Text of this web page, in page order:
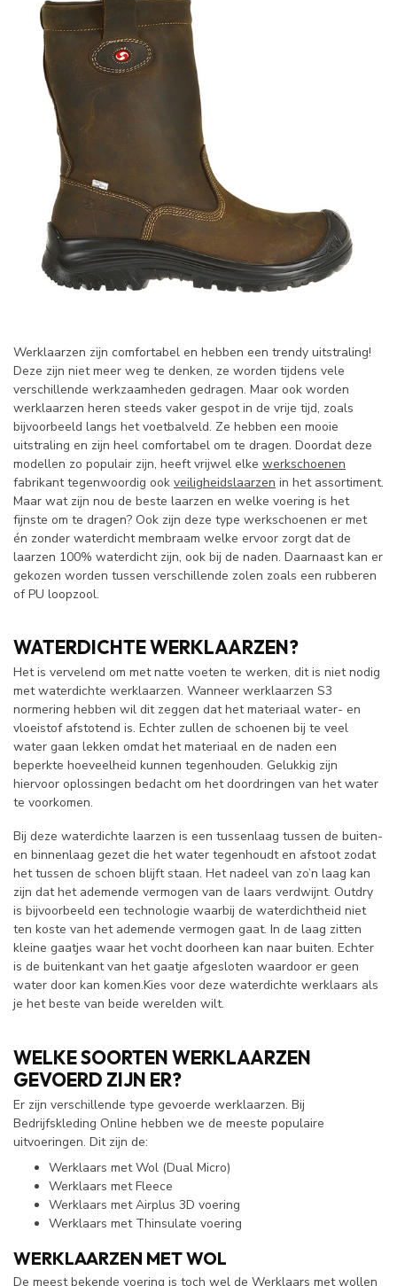
Werklaarzen zijn comfortabel en hebben een trendy uitstraling!
Deze zijn niet meer weg te denken, ze worden tijdens vele
verschillende werkzaamheden gedragen. Maar ook worden
werklaarzen heren steeds vaker gespot in de vrije tijd, zoals
bijvoorbeeld langs het voetbalveld. Ze hebben een mooie
uitstraling en zijn heel comfortabel om te dragen. Doordat deze
modellen zo populair zijn, heeft vrijwel elke werkschoenen
fabrikant tegenwoordig ook veiligheidslaarzen in het assortiment.
Maar wat zijn nou de beste laarzen en welke voering is het
fijnste om te dragen? Ook zijn deze type werkschoenen er met
én zonder waterdicht membraam welke ervoor zorgt dat de
laarzen 100% waterdicht zijn, ook bij de naden. Daarnaast kan er
gekozen worden tussen verschillende zolen zoals een rubberen
of PU loopzool.
WATERDICHTE WERKLAARZEN?
Het is vervelend om met natte voeten te werken, dit is niet nodig
met waterdichte werklaarzen. Wanneer werklaarzen S3
normering hebben wil dit zeggen dat het materiaal water- en
vloeistof afstotend is. Echter zullen de schoenen bij te veel
water gaan lekken omdat het materiaal en de naden een
beperkte hoeveelheid kunnen tegenhouden. Gelukkig zijn
hiervoor oplossingen bedacht om het doordringen van het water
te voorkomen.
Bij deze waterdichte laarzen is een tussenlaag tussen de buiten-
en binnenlaag gezet die het water tegenhoudt en afstoot zodat
het tussen de schoen blijft staan. Het nadeel van zo’n laag kan
zijn dat het ademende vermogen van de laars verdwijnt. Outdry
is bijvoorbeeld een technologie waarbij de waterdichtheid niet
ten koste van het ademende vermogen gaat. In de laag zitten
kleine gaatjes waar het vocht doorheen kan naar buiten. Echter
is de buitenkant van het gaatje afgesloten waardoor er geen
water door kan komen.Kies voor deze waterdichte werklaars als
je het beste van beide werelden wilt.
WELKE SOORTEN WERKLAARZEN
GEVOERD ZIJN ER?
Er zijn verschillende type gevoerde werklaarzen. Bij
Bedrijfskleding Online hebben we de meeste populaire
uitvoeringen. Dit zijn de:
Werklaars met Wol (Dual Micro)
Werklaars met Fleece
Werklaars met Airplus 3D voering
Werklaars met Thinsulate voering
WERKLAARZEN MET WOL
De meest bekende voering is toch wel de Werklaars met wollen